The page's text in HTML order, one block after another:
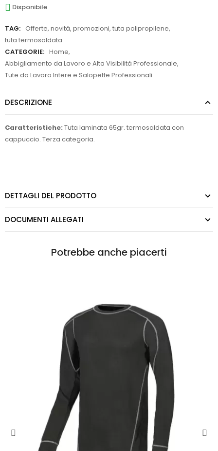
Disponibile
TAG: Offerte, novità, promozioni, tuta polipropilene,
tuta termosaldata
CATEGORIE: Home,
Abbigliamento da Lavoro e Alta Visibilità Professionale,
Tute da Lavoro Intere e Salopette Professionali
DESCRIZIONE
Caratteristiche: Tuta laminata 65gr. termosaldata con
cappuccio. Terza categoria.
DETTAGLI DEL PRODOTTO
DOCUMENTI ALLEGATI
Potrebbe anche piacerti